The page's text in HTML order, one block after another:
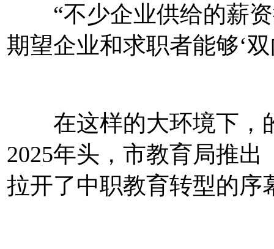
“不少企业供给的薪资
期望企业和求职者能够‘
在这样的大环境下，
2025年头，市教育局推
拉开了中职教育转型的序